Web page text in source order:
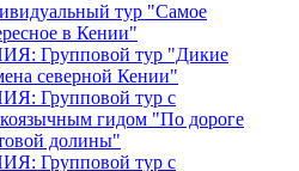
тур "Самое
в Кении"
Групповой тур "Дикие
северной Кении"
Групповой тур с
гидом "По дороге
долины"
Групповой тур с